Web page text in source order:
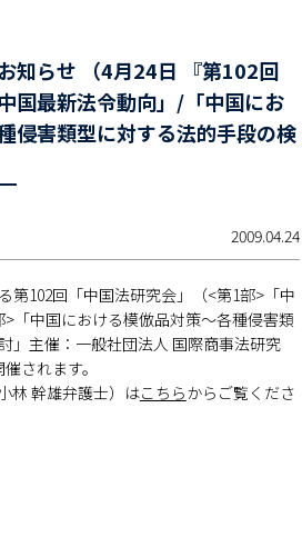
知らせ （4月24日 『第102回
国最新法令動向」/「中国にお
侵害類型に対する法的手段の検
2009.04.24
第102回「中国法研究会」（<第1部>「中
「中国における模倣品対策～各種侵害類
」主催：一般社団法人 国際商事法研究
されます。
林 幹雄弁護士）はこちらからご覧くださ